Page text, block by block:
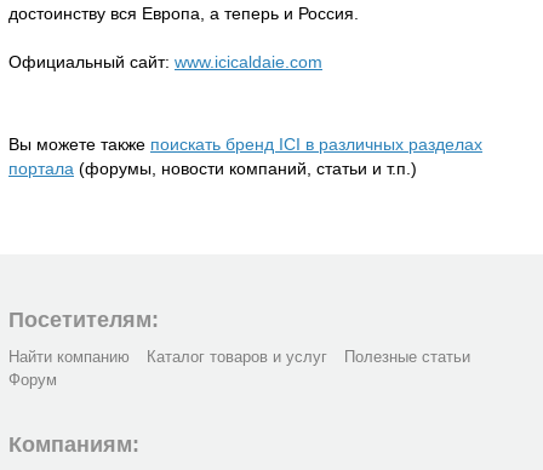
достоинству вся Европа, а теперь и Россия.
Официальный сайт: www.icicaldaie.com
Вы можете также поискать бренд ICI в различных разделах
портала (форумы, новости компаний, статьи и т.п.)
Посетителям:
Найти компанию Каталог товаров и услуг
Полезные статьи
Форум
Компаниям: